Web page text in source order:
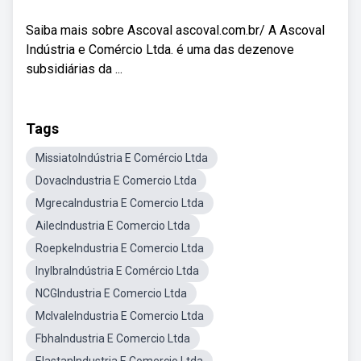
Saiba mais sobre Ascoval ascoval.com.br/ A Ascoval
Indústria e Comércio Ltda. é uma das dezenove
subsidiárias da ...
Tags
MissiatoIndústria E Comércio Ltda
DovacIndustria E Comercio Ltda
MgrecaIndustria E Comercio Ltda
AilecIndustria E Comercio Ltda
RoepkeIndustria E Comercio Ltda
InylbraIndústria E Comércio Ltda
NCGIndustria E Comercio Ltda
MclvaleIndustria E Comercio Ltda
FbhaIndustria E Comercio Ltda